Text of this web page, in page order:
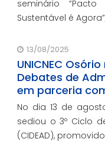
seminário
Sustentável é
Fórum
auditório Felipe
13/08/2025
UNICNEC
Debates de
em parceria
No dia 13 de
sediou o 3º Ciclo
(CIDEAD),